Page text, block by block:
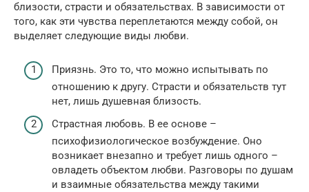
близости, страсти и обязательствах. В зависимости от
того, как эти чувства переплетаются между собой, он
выделяет следующие виды любви.
Приязнь. Это то, что можно испытывать по
отношению к другу. Страсти и обязательств тут
нет, лишь душевная близость.
Страстная любовь. В ее основе –
психофизиологическое возбуждение. Оно
возникает внезапно и требует лишь одного –
овладеть объектом любви. Разговоры по душам
и взаимные обязательства между такими